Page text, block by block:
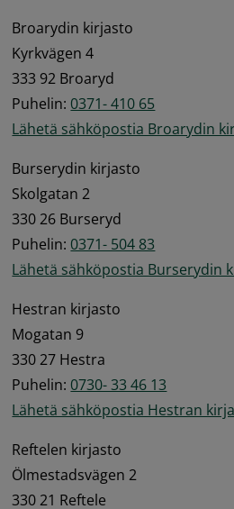
Broarydin kirjasto
Kyrkvägen 4
333 92 Broaryd
Puhelin: 0371- 410 65
Lähetä sähköpostia Broarydin
Burserydin kirjasto
Skolgatan 2
330 26 Burseryd
Puhelin: 0371- 504 83
Lähetä sähköpostia Burserydin
Hestran kirjasto
Mogatan 9
330 27 Hestra
Puhelin: 0730- 33 46 13
Lähetä sähköpostia Hestran
Reftelen kirjasto
Ölmestadsvägen 2
330 21 Reftele